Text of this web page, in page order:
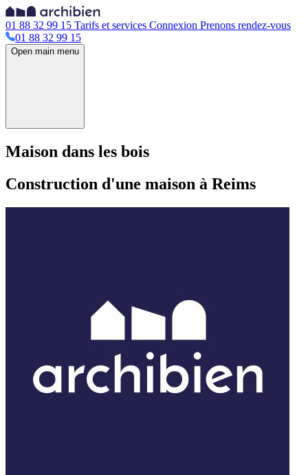
01 88 32 99 15 Tarifs et services Connexion Prenons rendez-vous
01 88 32 99 15
Open main menu
Maison dans les bois
Construction d'une maison à Reims